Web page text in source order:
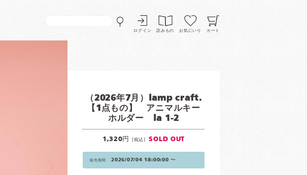
ログイン 読みもの お気にいり カート
（2026年7月）lamp craft.
【1点もの】 アニマルキー
ホルダー la 1-2
1,320円 [税込] SOLD OUT
販売期間 2026/07/04 18:00:00 〜